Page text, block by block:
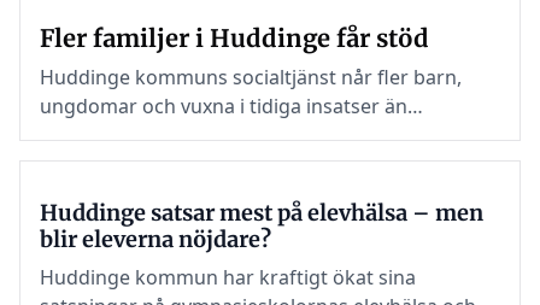
sagt nej till
kostnadsredovisning av
klimatåtgärder.
Fler familjer i Huddinge får stöd
Huddinge kommuns socialtjänst når fler barn,
ungdomar och vuxna i tidiga insatser än
någonsin.
Huddinge satsar mest på elevhälsa – men
blir eleverna nöjdare?
Huddinge kommun har kraftigt ökat sina